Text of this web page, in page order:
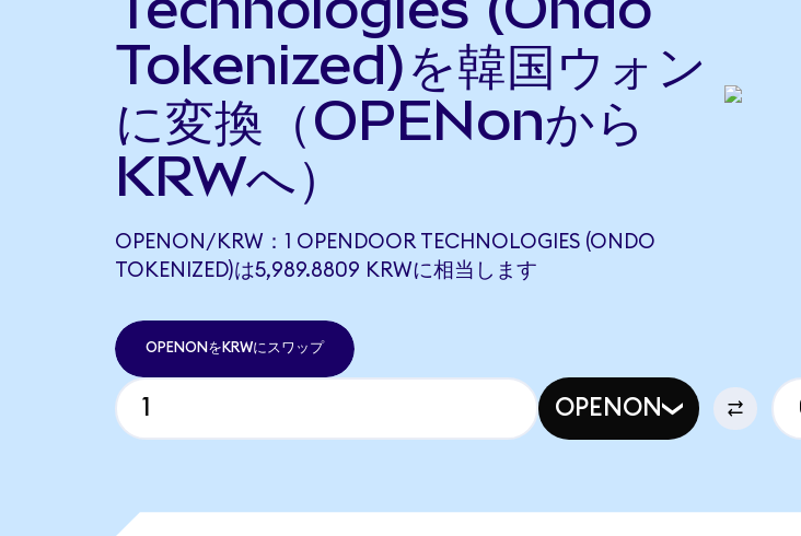
Tokenized)を韓国ウォン
に変換（OPENonから
KRWへ）
OPENON/KRW：1 OPENDOOR TECHNOLOGIES (ONDO
TOKENIZED)は5,989.8809 KRWに相当します
OPENONをKRWにスワップ
OPENON